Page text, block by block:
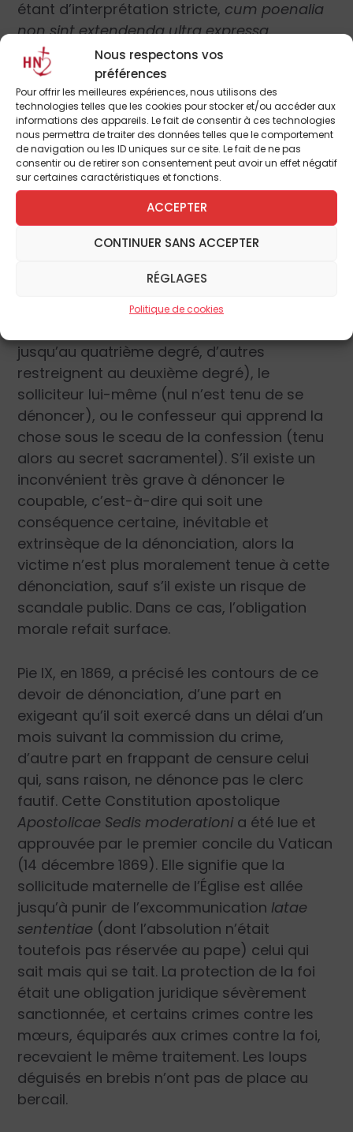
Nous respectons vos
préférences
Pour offrir les meilleures expériences, nous utilisons des
technologies telles que les cookies pour stocker et/ou accéder aux
informations des appareils. Le fait de consentir à ces technologies
nous permettra de traiter des données telles que le comportement
de navigation ou les ID uniques sur ce site. Le fait de ne pas
consentir ou de retirer son consentement peut avoir un effet négatif
sur certaines caractéristiques et fonctions.
ACCEPTER
CONTINUER SANS ACCEPTER
RÉGLAGES
Politique de cookies
étant d’interprétation stricte, cum poenalia
non sint extendenda ultra expressa.
Benoît XIV confirme ces décisions par la
ConstitutionSacramentum poenitentiae
1741, qui renforce les peines à infliger aux
profanateurs du sacrement de pénitence, et
réserve au siège apostolique l’absolution
des auteurs ou complices de ces péchés
qualifiés de sacrilèges.
Les canonistes insistent sur le devoir de
dénoncer ces prédateurs, soit directement
si l’on en est victime, soit indirectement si
l’on en a une connaissance certaine (
). Ils excluent cependant de ce
jusqu’au quatrième degré, d’autres
restreignent au deuxième degré), le
solliciteur lui-même (nul n’est tenu de se
dénoncer), ou le confesseur qui apprend la
chose sous le sceau de la confession (tenu
alors au secret sacramentel). S’il existe un
inconvénient très grave à dénoncer le
coupable, c’est-à-dire qui soit une
conséquence certaine, inévitable et
extrinsèque de la dénonciation, alors la
victime n’est plus moralement tenue à cette
dénonciation, sauf s’il existe un risque de
scandale public. Dans ce cas, l’obligation
morale refait surface.
Pie IX, en 1869, a précisé les contours de ce
devoir de dénonciation, d’une part en
exigeant qu’il soit exercé dans un délai d’un
mois suivant la commission du crime,
d’autre part en frappant de censure celui
qui, sans raison, ne dénonce pas le clerc
fautif. Cette Constitution apostolique
Apostolicae Sedis moderationi a été lue et
approuvée par le premier concile du Vatican
(14 décembre 1869). Elle signifie que la
sollicitude maternelle de l’Église est allée
jusqu’à punir de l’excommunication latae
sententiae (dont l’absolution n’était
toutefois pas réservée au pape) celui qui
sait mais qui se tait. La protection de la foi
était une obligation juridique sévèrement
sanctionnée, et certains crimes contre les
mœurs, équiparés aux crimes contre la foi,
recevaient le même traitement. Les loups
déguisés en brebis n’ont pas de place au
bercail.